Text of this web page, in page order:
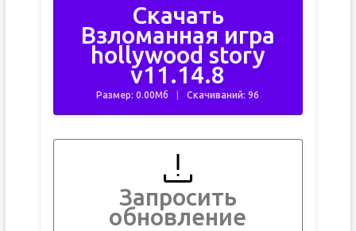
Скачать
Взломанная игра
hollywood story
v11.14.8
Размер: 0.00Мб Скачиваний: 96
Запросить
обновление